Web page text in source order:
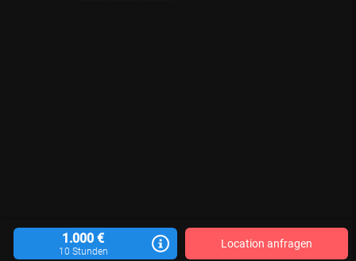
1.000 €
10 Stunden
Location anfragen